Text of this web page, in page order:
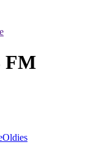
FM
Oldies